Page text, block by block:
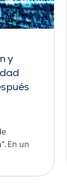
y
En un